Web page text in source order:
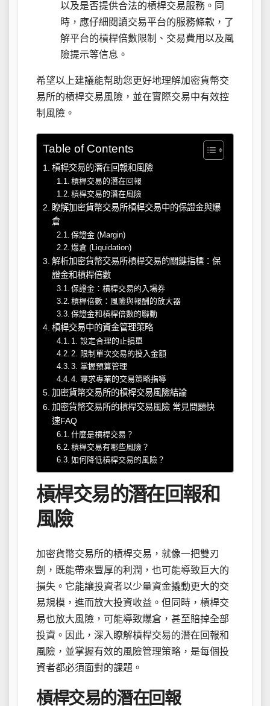
以及是否提供合法的槓桿交易服務。同
時，應仔細閱讀交易平台的服務條款，了
解平台的槓桿倍數限制、交易費用以及風
險提示等信息。
希望以上建議能幫助您更好地理解加密貨幣交
易所的槓桿交易風險，並在實際交易中有效控
制風險。
Table of Contents
槓桿交易的潛在回報和風險
槓桿交易的潛在回報
槓桿交易的潛在風險
瞭解加密貨幣交易所槓桿交易中的保證金與爆
倉
保證金 (Margin)
爆倉 (Liquidation)
解析加密貨幣交易所槓桿交易的關鍵指標：保
證金和槓桿倍數
保證金：槓桿交易的入場券
槓桿倍數：風險與報酬的放大器
保證金和槓桿倍數的聯動
槓桿交易中的資金管理策略
1. 設定合理的止損單
2. 限制單次交易的投入金額
3. 掌握預算管理
4. 尋求專業的交易策略指導
加密貨幣交易所的槓桿交易風險結論
加密貨幣交易所的槓桿交易風險 常見問題快
速FAQ
什麼是槓桿交易？
槓桿交易有哪些風險？
如何降低槓桿交易的風險？
槓桿交易的潛在回報和
風險
加密貨幣交易所的槓桿交易，就像一把雙刃
劍，既能帶來豐厚的利潤，也可能導致巨大的
損失。它能讓投資者以少量資金撬動更大的交
易規模，進而放大投資收益。但同時，槓桿交
易也放大風險，可能導致爆倉，甚至賠掉全部
投資。因此，深入瞭解槓桿交易的潛在回報和
風險，並掌握有效的風險管理策略，是每個投
資者都必須面對的課題。
槓桿交易的潛在回報